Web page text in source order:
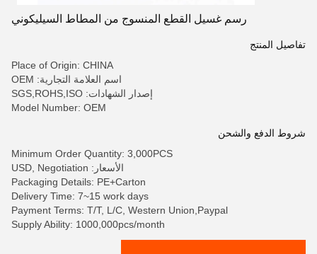
رسم غسيل القطع المنسوج من المطاط السيليكوني
تفاصيل المنتج
Place of Origin: CHINA
اسم العلامة التجارية: OEM
إصدار الشهادات: SGS,ROHS,ISO
Model Number: OEM
شروط الدفع والشحن
Minimum Order Quantity: 3,000PCS
الأسعار: USD, Negotiation
Packaging Details: PE+Carton
Delivery Time: 7~15 work days
Payment Terms: T/T, L/C, Western Union,Paypal
Supply Ability: 1000,000pcs/month